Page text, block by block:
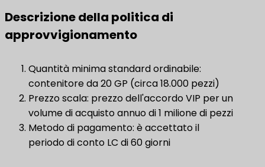
Descrizione della politica di
approvvigionamento
Quantità minima standard ordinabile:
contenitore da 20 GP (circa 18.000 pezzi)
Prezzo scala: prezzo dell'accordo VIP per un
volume di acquisto annuo di 1 milione di pezzi
Metodo di pagamento: è accettato il
periodo di conto LC di 60 giorni